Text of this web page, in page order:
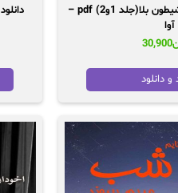
دانلود رمان دانشجوی شیطون بلا(جلد 1و2) pdf –
آوا
30,900
دانلود